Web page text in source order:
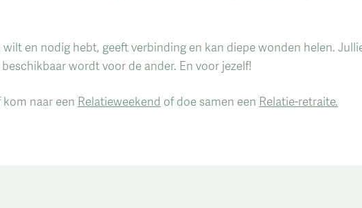
en nodig hebt, geeft verbinding en kan diepe wonden helen.
wordt voor de ander. En voor jezelf!
kom naar een Relatieweekend of doe samen een Relatie-retraite.